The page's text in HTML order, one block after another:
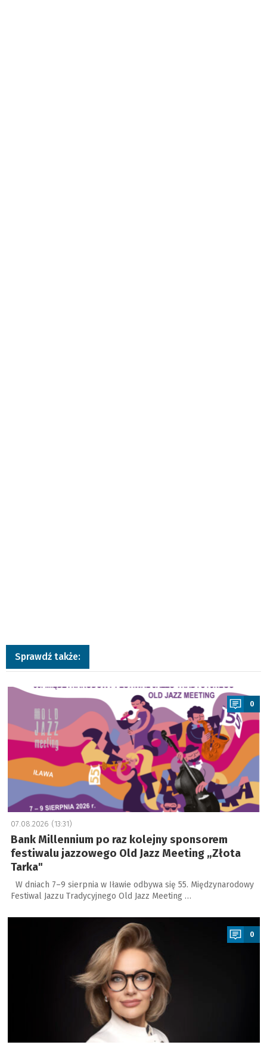
Sprawdź także:
a
0
07.08.2026 (13:31)
Bank Millennium po raz kolejny sponsorem
festiwalu jazzowego Old Jazz Meeting „Złota
Tarka"
W dniach 7–9 sierpnia w Iławie odbywa się 55. Międzynarodowy
Festiwal Jazzu Tradycyjnego Old Jazz Meeting …
a
0